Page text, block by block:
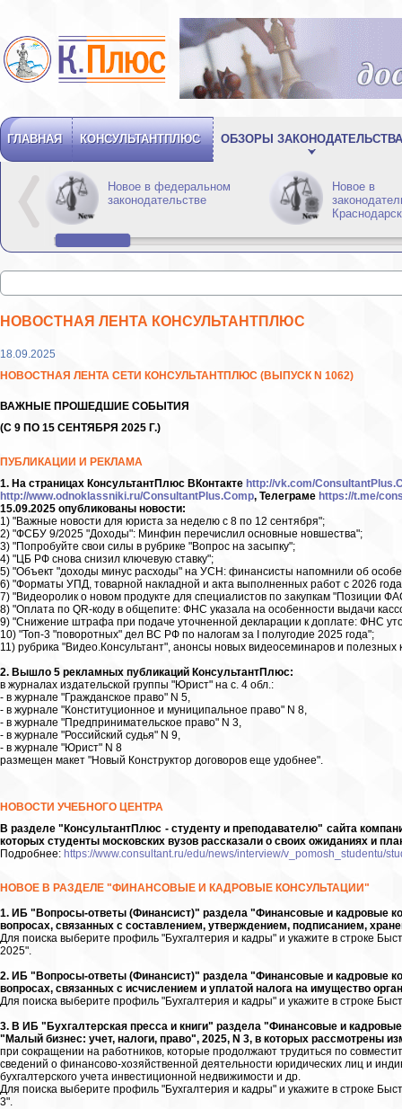
ГЛАВНАЯ КОНСУЛЬТАНТПЛЮС ОБЗОРЫ ЗАКОНОДАТЕЛЬСТВА
Новое в федеральном
законодательстве
Новое в
НОВОСТНАЯ ЛЕНТА КОНСУЛЬТАНТПЛЮС
18.09.2025
НОВОСТНАЯ ЛЕНТА СЕТИ КОНСУЛЬТАНТПЛЮС (ВЫПУСК N 1062)
ВАЖНЫЕ ПРОШЕДШИЕ СОБЫТИЯ
(С 9 ПО 15 СЕНТЯБРЯ 2025 Г.)
ПУБЛИКАЦИИ И РЕКЛАМА
1. На страницах КонсультантПлюс ВКонтакте http://vk.com/
http://www.odnoklassniki.ru/ConsultantPlus.Comp, Телеграме https://t.me/
15.09.2025 опубликованы новости:
1) "Важные новости для юриста за неделю с 8 по 12 сентября";
2) "ФСБУ 9/2025 "Доходы": Минфин перечислил основные новшества";
3) "Попробуйте свои силы в рубрике "Вопрос на засыпку";
4) "ЦБ РФ снова снизил ключевую ставку";
5) "Объект "доходы минус расходы" на УСН: финансисты напомнили об
6) "Форматы УПД, товарной накладной и акта выполненных работ с 2026
7) "Видеоролик о новом продукте для специалистов по закупкам "Позиции
8) "Оплата по QR-коду в общепите: ФНС указала на особенности выдачи
9) "Снижение штрафа при подаче уточненной декларации к доплате: ФНС
10) "Топ-3 "поворотных" дел ВС РФ по налогам за I полугодие 2025 года";
11) рубрика "Видео.Консультант", анонсы новых видеосеминаров и полезных
2. Вышло 5 рекламных публикаций КонсультантПлюс:
в журналах издательской группы "Юрист" на с. 4 обл.:
- в журнале "Гражданское право" N 5,
- в журнале "Конституционное и муниципальное право" N 8,
- в журнале "Предпринимательское право" N 3,
- в журнале "Российский судья" N 9,
- в журнале "Юрист" N 8
размещен макет "Новый Конструктор договоров еще удобнее".
НОВОСТИ УЧЕБНОГО ЦЕНТРА
В разделе "КонсультантПлюс - студенту и преподавателю" сайта
которых студенты московских вузов рассказали о своих ожиданиях и
Подробнее: https://www.consultant.ru/edu/news/interview/v_pomosh_studentu/
НОВОЕ В РАЗДЕЛЕ "ФИНАНСОВЫЕ И КАДРОВЫЕ КОНСУЛЬТАЦИИ"
1. ИБ "Вопросы-ответы (Финансист)" раздела "Финансовые и кадровые
вопросах, связанных с составлением, утверждением, подписанием,
Для поиска выберите профиль "Бухгалтерия и кадры" и укажите в строке
2025".
2. ИБ "Вопросы-ответы (Финансист)" раздела "Финансовые и кадровые
вопросах, связанных с исчислением и уплатой налога на имущество
Для поиска выберите профиль "Бухгалтерия и кадры" и укажите в строке
3. В ИБ "Бухгалтерская пресса и книги" раздела "Финансовые и
"Малый бизнес: учет, налоги, право", 2025, N 3, в которых рассмотрены
при сокращении на работников, которые продолжают трудиться по
сведений о финансово-хозяйственной деятельности юридических лиц и
бухгалтерского учета инвестиционной недвижимости и др.
Для поиска выберите профиль "Бухгалтерия и кадры" и укажите в строке
3".